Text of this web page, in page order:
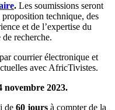
. Les soumissions seront
technique, des
et de l’expertise du
recherche.
courrier électronique et
avec AfricTivistes.
novembre 2023.
de 60 jours à compter de la